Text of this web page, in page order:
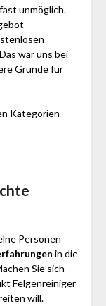
unmöglich.
war uns bei
Gründe für
Kategorien
Personen
in die
Sie sich
Felgenreiniger
will.